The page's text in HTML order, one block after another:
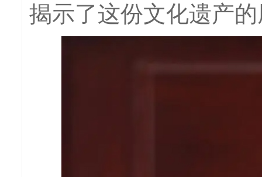
揭示了这份文化遗产